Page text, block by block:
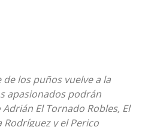
los puños vuelve a la
apasionados podrán
El Tornado Robles, El
Rodríguez y el Perico